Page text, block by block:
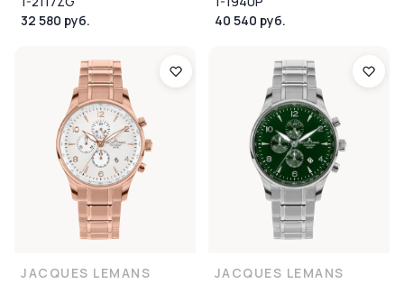
32 580 руб.
40 540 руб.
JACQUES LEMANS
JACQUES LEMANS